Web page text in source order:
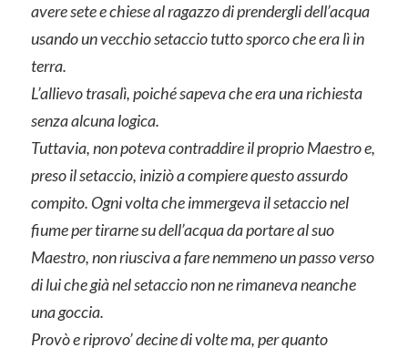
avere sete e chiese al ragazzo di prendergli dell’acqua
usando un vecchio setaccio tutto sporco che era lì in
terra.
L’allievo trasalì, poiché sapeva che era una richiesta
senza alcuna logica.
Tuttavia, non poteva contraddire il proprio Maestro e,
preso il setaccio, iniziò a compiere questo assurdo
compito. Ogni volta che immergeva il setaccio nel
fiume per tirarne su dell’acqua da portare al suo
Maestro, non riusciva a fare nemmeno un passo verso
di lui che già nel setaccio non ne rimaneva neanche
una goccia.
Provò e riprovo’ decine di volte ma, per quanto